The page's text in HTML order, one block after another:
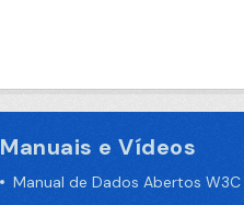
Manuais e Vídeos
Manual de Dados Abertos W3C